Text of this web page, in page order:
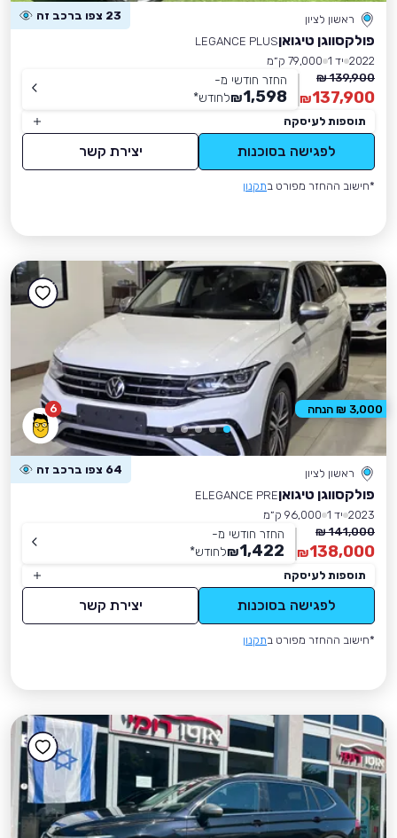
ראשון לציון 23 צפו ברכב זה
פולקסווגן טיגואןLEGANCE PLUS
2022 יד 1
79,000 ק״מ
139,900 ₪
137,900
₪
החזר חודשי מ-
1,598
₪לחודש*
תוספות לעיסקה
לפגישה בסוכנות יצירת קשר
*חישוב ההחזר מפורט בתקנון
6
ראשון לציון 64 צפו ברכב זה
פולקסווגן טיגואןELEGANCE PRE
2023 יד 1
96,000 ק״מ
141,000 ₪
138,000
₪
החזר חודשי מ-
1,422
₪לחודש*
תוספות לעיסקה
לפגישה בסוכנות יצירת קשר
*חישוב ההחזר מפורט בתקנון
3,000 ₪ הנחה